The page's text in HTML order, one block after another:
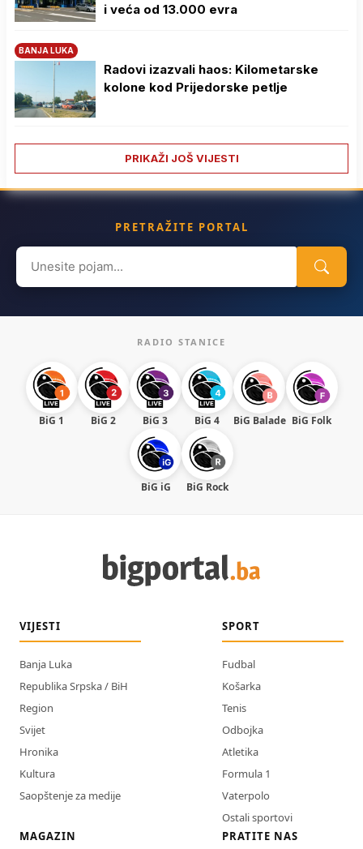
i veća od 13.000 evra
BANJA LUKA
Radovi izazvali haos: Kilometarske
kolone kod Prijedorske petlje
PRIKAŽI JOŠ VIJESTI
PRETRAŽITE PORTAL
Search
for:
RADIO STANICE
BiG 1 BiG 2 BiG 3 BiG 4 BiG Balade BiG Folk
BiG iG BiG Rock
VIJESTI
Banja Luka
Republika Srpska / BiH
Region
Svijet
Hronika
Kultura
Saopštenje za medije
SPORT
Fudbal
Košarka
Tenis
Odbojka
Atletika
Formula 1
Vaterpolo
Ostali sportovi
MAGAZIN
PRATITE NAS